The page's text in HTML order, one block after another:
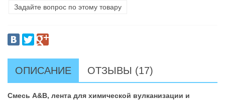
Задайте вопрос по этому товару
ОПИСАНИЕ ОТЗЫВЫ (17)
Смесь A&B, лента для химической вулканизации и